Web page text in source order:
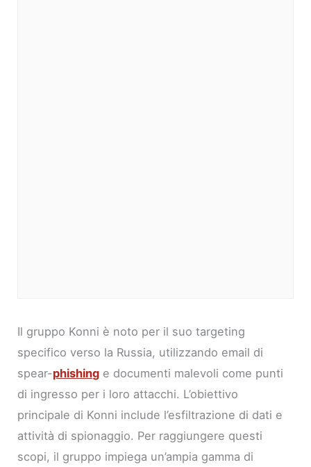
Il gruppo Konni è noto per il suo targeting
specifico verso la Russia, utilizzando email di
spear-phishing e documenti malevoli come punti
di ingresso per i loro attacchi. L’obiettivo
principale di Konni include l’esfiltrazione di dati e
attività di spionaggio. Per raggiungere questi
scopi, il gruppo impiega un’ampia gamma di